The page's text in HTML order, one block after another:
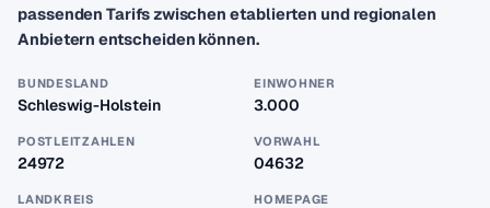
passenden Tarifs zwischen etablierten und regionalen
Anbietern entscheiden können.
BUNDESLAND
Schleswig-Holstein
EINWOHNER
3.000
POSTLEITZAHLEN
24972
VORWAHL
04632
LANDKREIS HOMEPAGE